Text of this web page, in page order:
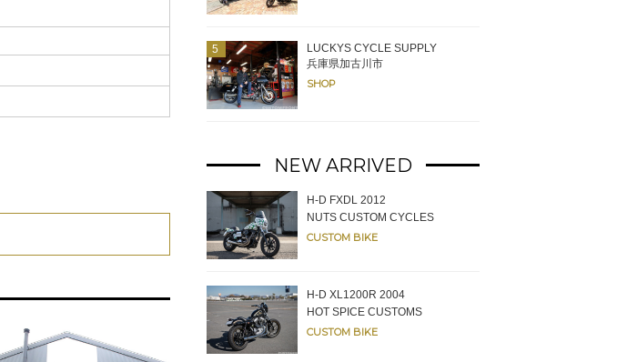
LUCKYS CYCLE SUPPLY
兵庫県加古川市
SHOP
NEW ARRIVED
H-D FXDL 2012
NUTS CUSTOM CYCLES
CUSTOM BIKE
H-D XL1200R 2004
HOT SPICE CUSTOMS
CUSTOM BIKE